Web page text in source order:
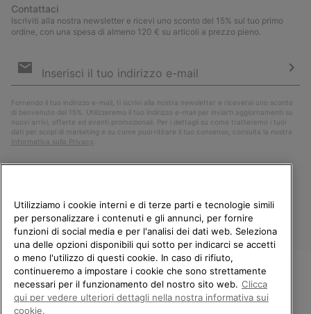
Contattaci
Iscriviti alla nostra newsletter e ricevi uno sconto del 15% sul tuo primo
ordine, con una spesa di almeno 120 € su articoli a prezzo pieno.
e-
Fornendo il tuo indirizzo e-mail, ti iscrivi alla nostra newsletter e riceverai uno sconto
di benvenuto del 15%. Utilizzeremo il tuo indirizzo e-mail per inviarti aggiornamenti su
nuovi arrivi, offerte ed eventi promozionali. Per i dettagli su come tratteremo i tuoi
dati per scopi di marketing e su come puoi ritirare il tuo consenso, consulta la nostra
Informativa sulla Privacy
Italia
©2026Columbia Sportswear Company. Avenue des Morgines, 12 1213
Petit-Lancy Switzerland. Tutti i diritti riservati.
BENVENUTO/A IN SOREL.
SELEZIONA IL TUO PAESE DI
Utilizziamo i cookie interni e di terze parti e tecnologie simili
per personalizzare i contenuti e gli annunci, per fornire
funzioni di social media e per l'analisi dei dati web. Seleziona
una delle opzioni disponibili qui sotto per indicarci se accetti
o meno l'utilizzo di questi cookie. In caso di rifiuto,
continueremo a impostare i cookie che sono strettamente
necessari per il funzionamento del nostro sito web. Clicca
qui per vedere ulteriori dettagli nella nostra informativa sui
cookie.